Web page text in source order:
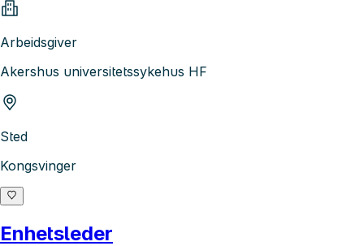
Arbeidsgiver
Akershus universitetssykehus HF
Sted
Kongsvinger
Enhetsleder